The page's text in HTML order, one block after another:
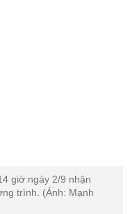
giờ ngày 2/9 nhận
trình. (Ảnh: Mạnh